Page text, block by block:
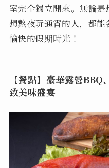
室完全獨立開來。無論
想熬夜玩通宵的人，都
愉快的假期時光！
【餐點】豪華露營
致美味盛宴